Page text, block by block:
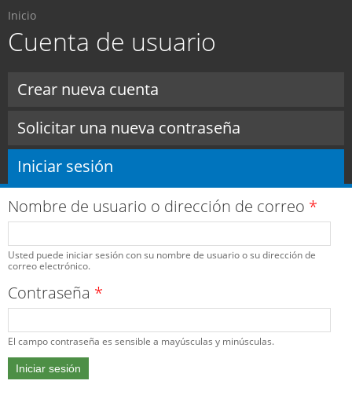
principal
Usted está aquí
Inicio
Cuenta de usuario
Crear nueva cuenta
Solicitar una nueva contraseña
Iniciar sesión
Nombre de usuario o dirección de correo *
Usted puede iniciar sesión con su nombre de usuario o su dirección de
correo electrónico.
Contraseña *
El campo contraseña es sensible a mayúsculas y minúsculas.